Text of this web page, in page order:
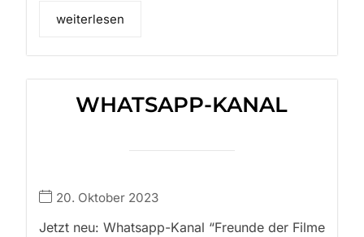
weiterlesen
WHATSAPP-KANAL
20. Oktober 2023
Jetzt neu: Whatsapp-Kanal “Freunde der Filme